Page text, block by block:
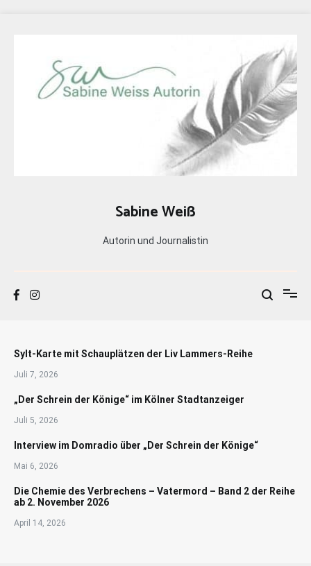
Sabine Weiß
Autorin und Journalistin
Sylt-Karte mit Schauplätzen der Liv Lammers-Reihe
Juli 7, 2026
„Der Schrein der Könige“ im Kölner Stadtanzeiger
Juli 5, 2026
Interview im Domradio über „Der Schrein der Könige“
Mai 6, 2026
Die Chemie des Verbrechens – Vatermord – Band 2 der Reihe
ab 2. November 2026
April 14, 2026